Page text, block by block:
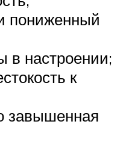
пониженный
в настроении;
к
завышенная